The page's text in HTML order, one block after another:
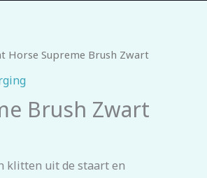
Horse Supreme Brush Zwart
Brush Zwart
klitten uit de staart en